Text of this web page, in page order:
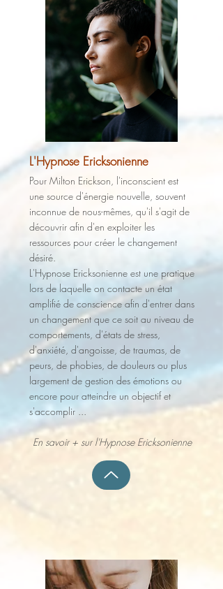
L'Hypnose Ericksonienne
Pour Milton Erickson, l'inconscient est
une source d'énergie nouvelle, souvent
inconnue de nous-mêmes, qu'il s'agit de
découvrir afin d'en exploiter les
ressources pour créer le changement
désiré.
L'Hypnose Ericksonienne est une pratique
lors de laquelle on contacte un état
amplifié de conscience afin d'entrer dans
un changement que ce soit au niveau de
comportements, d'états de stress,
d'anxiété, d'angoisse, de traumas, de
peurs, de phobies, de douleurs ou plus
largement de gestion des émotions ou
encore pour atteindre un objectif et
s'accomplir ...
En savoir + sur l'Hypnose Ericksonienne